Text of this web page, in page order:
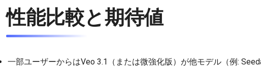
性能比較と期待値
一部ユーザーからはVeo 3.1（または微強化版）が他モデル（例: